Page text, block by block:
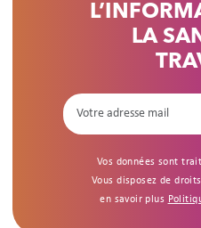
LA
Vos données sont
Vous disposez de
en savoir plus